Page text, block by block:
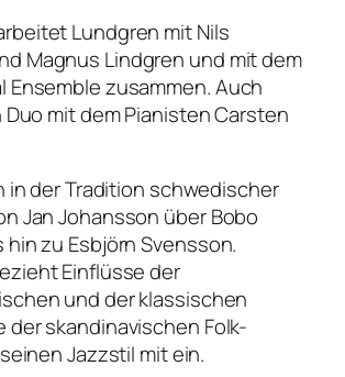
Lundgren mit Nils
Magnus Lindgren und mit dem
Ensemble zusammen. Auch
mit dem Pianisten Carsten
in der Tradition schwedischer
Jan Johansson über Bobo
zu Esbjörn Svensson.
Einflüsse der
und der klassischen
der skandinavischen Folk-
Jazzstil mit ein.